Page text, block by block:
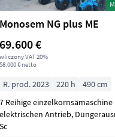
Monosem NG plus ME
69.600 €
wliczony VAT 20%
58.000 € netto
R. prod. 2023 220 h
490 cm
7 Reihige
elektrischen Antrieb,
Sc